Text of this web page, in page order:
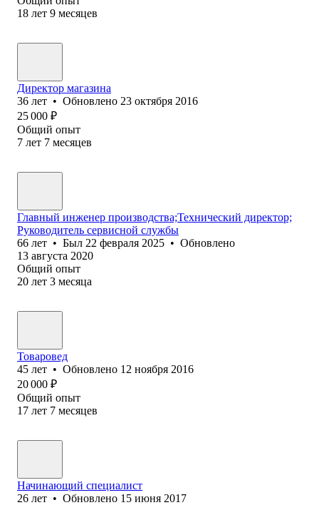
18 лет 9 месяцев
Директор магазина
36 лет • Обновлено 23 октября 2016
25 000 ₽
Общий опыт
7 лет 7 месяцев
Главный инженер производства;Технический директор;
Руководитель сервисной службы
66 лет • Был 22 февраля 2025 • Обновлено
13 августа 2020
Общий опыт
20 лет 3 месяца
Товаровед
45 лет • Обновлено 12 ноября 2016
20 000 ₽
Общий опыт
17 лет 7 месяцев
Начинающий специалист
26 лет • Обновлено 15 июня 2017